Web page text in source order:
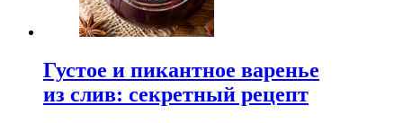
Густое и пикантное варенье
из слив: секретный рецепт